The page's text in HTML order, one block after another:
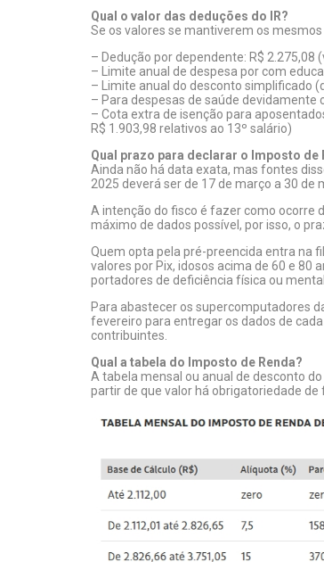
Qual o valor das deduções do IR?
Se os valores se mantiverem os
– Dedução por dependente: R$ 2.275,08
– Limite anual de despesa por com
– Limite anual do desconto simplificado
– Para despesas de saúde devidamente
– Cota extra de isenção para
R$ 1.903,98 relativos ao 13º salário)
Qual prazo para declarar o Imposto de
Ainda não há data exata, mas fontes
2025 deverá ser de 17 de março a 30 de
A intenção do fisco é fazer como ocorre
máximo de dados possível, por isso, o
Quem opta pela pré-preencida entra na
valores por Pix, idosos acima de 60 e 80
portadores de deficiência física ou
Para abastecer os supercomputadores
fevereiro para entregar os dados de
contribuintes.
Qual a tabela do Imposto de Renda?
A tabela mensal ou anual de desconto
partir de que valor há obrigatoriedade